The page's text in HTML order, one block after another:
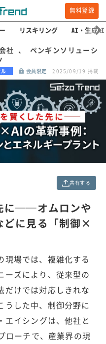
無料登録
リスキリング AI・生成AI
社 、 ペンギンソリューシ
会員限定 2025/09/19 掲載
共有する
に──オムロンや
どに見る「制御×
現場では、複雑化する
ーズにより、従来型の
だけでは対応しきれな
うした中、制御分野に
エイシングは、他社と
ーチで、産業界の現